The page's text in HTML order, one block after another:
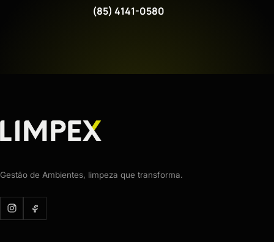
(85) 4141-0580
Gestão de Ambientes, limpeza que transforma.